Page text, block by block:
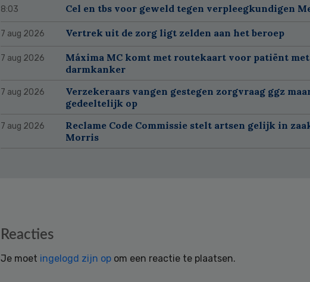
8:03 Cel en tbs voor geweld tegen verpleegkundigen
7 aug 2026 Vertrek uit de zorg ligt zelden aan het beroep
7 aug 2026
Máxima MC komt met routekaart voor patiënt met
darmkanker
7 aug 2026
Verzekeraars vangen gestegen zorgvraag ggz
gedeeltelijk op
7 aug 2026
Reclame Code Commissie stelt artsen gelijk in
Morris
Reacties
Je moet ingelogd zijn op om een reactie te plaatsen.